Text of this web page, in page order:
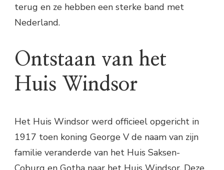
terug en ze hebben een sterke band met
Nederland.
Ontstaan van het
Huis Windsor
Het Huis Windsor werd officieel opgericht in
1917 toen koning George V de naam van zijn
familie veranderde van het Huis Saksen-